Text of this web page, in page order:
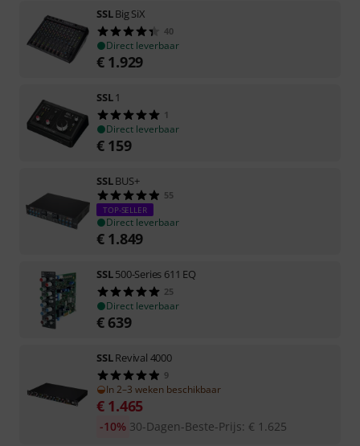
SSLBig SiX
40
Direct leverbaar
€ 1.929
SSL1
1
Direct leverbaar
€ 159
SSLBUS+
55
TOP-SELLER
Direct leverbaar
€ 1.849
SSL500-Series 611 EQ
25
Direct leverbaar
€ 639
SSLRevival 4000
9
In 2–3 weken beschikbaar
€ 1.465
30-Dagen-Beste-Prijs: € 1.625
-10%